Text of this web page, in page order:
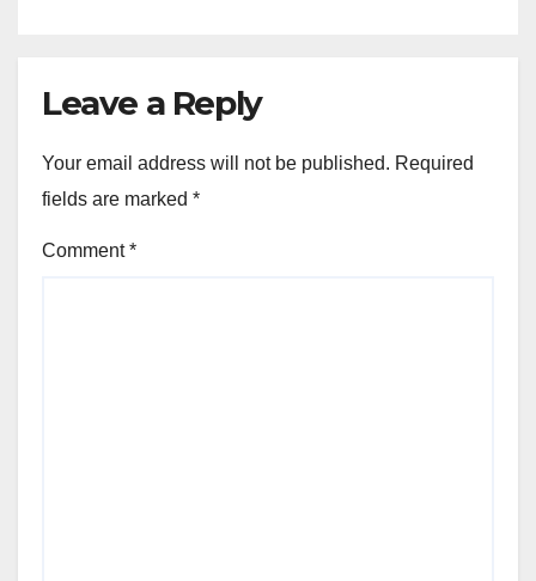
Leave a Reply
Your email address will not be published. Required
fields are marked *
Comment*